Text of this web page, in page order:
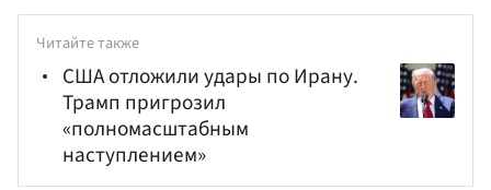
Читайте также
США отложили удары по Ирану.
Трамп пригрозил
«полномасштабным
наступлением»